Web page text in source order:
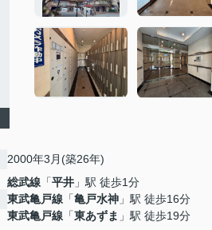
2000年3月(築26年)
総武線 「平井 」駅 徒歩1分
東武亀戸線 「亀戸水神 」駅 徒歩16分
東武亀戸線 「東あずま 」駅 徒歩19分